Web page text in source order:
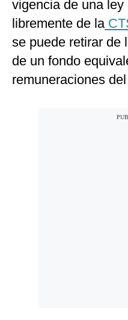
vigencia de una
libremente de la
se puede retirar de
de un fondo
remuneraciones